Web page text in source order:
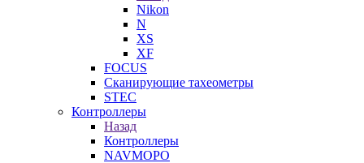
Nikon
N
XS
XF
FOCUS
Сканирующие тахеометры
STEC
Контроллеры
Назад
Контроллеры
NAVMOPO